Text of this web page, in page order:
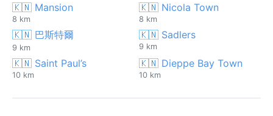
🇰🇳 Mansion
8 km
🇰🇳 Nicola Town
8 km
🇰🇳 巴斯特爾
9 km
🇰🇳 Sadlers
9 km
🇰🇳 Saint Paul’s
10 km
🇰🇳 Dieppe Bay Town
10 km